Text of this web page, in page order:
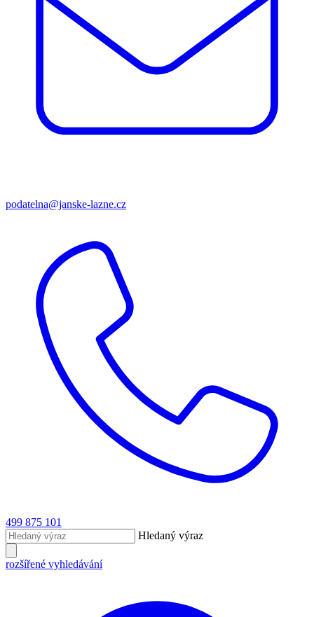
podatelna@janske-lazne.cz
499 875 101
Hledaný výraz
rozšířené vyhledávání